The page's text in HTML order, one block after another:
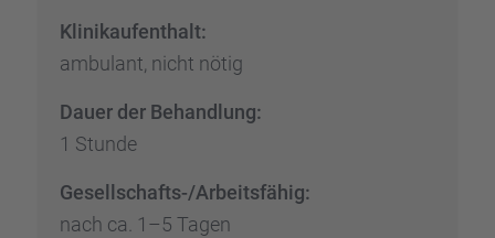
Klinik­auf­ent­halt:
ambulant, nicht nötig
Dauer der Behand­lung:
1 Stunde
Gesell­schafts-/Arbeits­fä­hig:
nach ca. 1–5 Tagen